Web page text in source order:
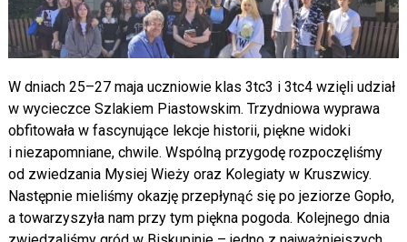
W dniach 25–27 maja uczniowie klas 3tc3 i 3tc4 wzięli udział
w wycieczce Szlakiem Piastowskim. Trzydniowa wyprawa
obfitowała w fascynujące lekcje historii, piękne widoki
i niezapomniane, chwile. Wspólną przygodę rozpoczęliśmy
od zwiedzania Mysiej Wieży oraz Kolegiaty w Kruszwicy.
Następnie mieliśmy okazję przepłynąć się po jeziorze Gopło,
a towarzyszyła nam przy tym piękna pogoda. Kolejnego dnia